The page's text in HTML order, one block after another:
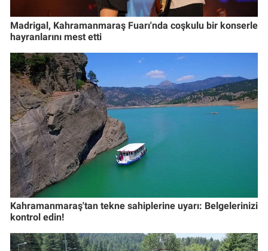
Madrigal, Kahramanmaraş Fuarı'nda coşkulu bir konserle
hayranlarını mest etti
Kahramanmaraş'tan tekne sahiplerine uyarı: Belgelerinizi
kontrol edin!